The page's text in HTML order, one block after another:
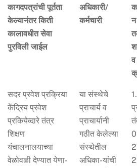
कागदपत्रांची पूर्तता
केल्यानंतर किती
कालावधीत सेवा
पुरविली जाईल
अधिकारी/
कर्मचारी
व
सदर प्रवेश प्रक्रिया
केंद्रिय प्रवेश
प्रकियेव्दारे तंत्र
शिक्षण
यंचालनालयाच्या
वेळोवळी देण्यात येणा-
या संस्थेचे
प्राचार्य व
प्राचार्यानी
गठीत केलेल्या
संस्थेतील
अधिका-यांची